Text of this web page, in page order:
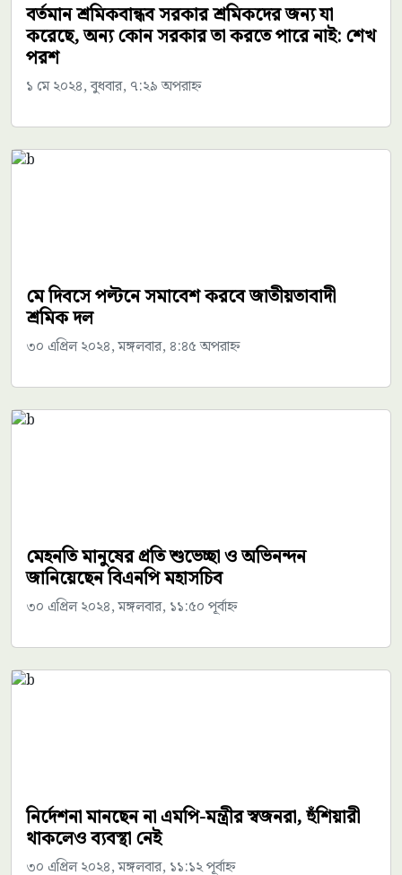
বর্তমান শ্রমিকবান্ধব সরকার শ্রমিকদের জন্য যা
করেছে, অন্য কোন সরকার তা করতে পারে নাই: শেখ
পরশ
১ মে ২০২৪, বুধবার, ৭:২৯ অপরাহ্ন
মে দিবসে পল্টনে সমাবেশ করবে জাতীয়তাবাদী
শ্রমিক দল
৩০ এপ্রিল ২০২৪, মঙ্গলবার, ৪:৪৫ অপরাহ্ন
মেহনতি মানুষের প্রতি শুভেচ্ছা ও অভিনন্দন
জানিয়েছেন বিএনপি মহাসচিব
৩০ এপ্রিল ২০২৪, মঙ্গলবার, ১১:৫০ পূর্বাহ্ন
নির্দেশনা মানছেন না এমপি-মন্ত্রীর স্বজনরা, হুঁশিয়ারী
থাকলেও ব্যবস্থা নেই
৩০ এপ্রিল ২০২৪, মঙ্গলবার, ১১:১২ পূর্বাহ্ন